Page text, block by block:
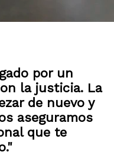
por un
la justicia. La
de nuevo y
aseguramos
que te